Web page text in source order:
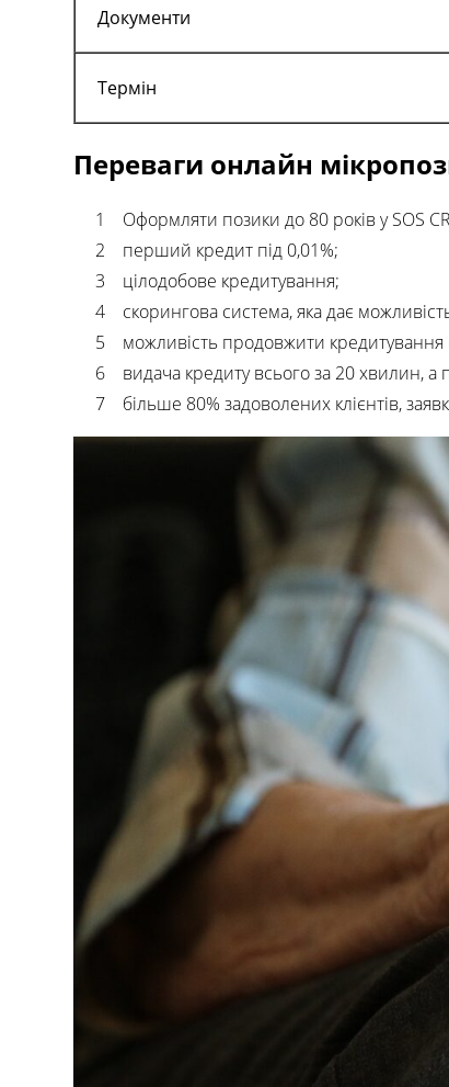
Документи
Термін
Переваги онлайн
Оформляти позики до 80 років у SOS
перший кредит під 0,01%;
цілодобове кредитування;
скорингова система, яка дає
можливість продовжити кредитування
видача кредиту всього за 20
більше 80% задоволених клієнтів,